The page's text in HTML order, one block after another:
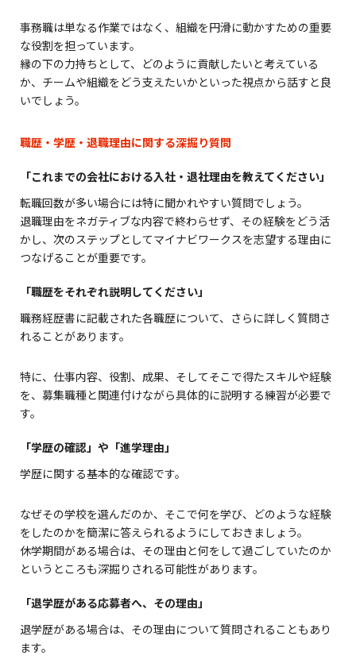
事務職は単なる作業ではなく、組織を円滑に動かすための重要
な役割を担っています。
縁の下の力持ちとして、どのように貢献したいと考えている
か、チームや組織をどう支えたいかといった視点から話すと良
いでしょう。
職歴・学歴・退職理由に関する深掘り質問
「これまでの会社における入社・退社理由を教えてください」
転職回数が多い場合には特に聞かれやすい質問でしょう。
退職理由をネガティブな内容で終わらせず、その経験をどう活
かし、次のステップとしてマイナビワークスを志望する理由に
つなげることが重要です。
「職歴をそれぞれ説明してください」
職務経歴書に記載された各職歴について、さらに詳しく質問さ
れることがあります。
特に、仕事内容、役割、成果、そしてそこで得たスキルや経験
を、募集職種と関連付けながら具体的に説明する練習が必要で
す。
「学歴の確認」や「進学理由」
学歴に関する基本的な確認です。
なぜその学校を選んだのか、そこで何を学び、どのような経験
をしたのかを簡潔に答えられるようにしておきましょう。
休学期間がある場合は、その理由と何をして過ごしていたのか
というところも深掘りされる可能性があります。
「退学歴がある応募者へ、その理由」
退学歴がある場合は、その理由について質問されることもあり
ます。